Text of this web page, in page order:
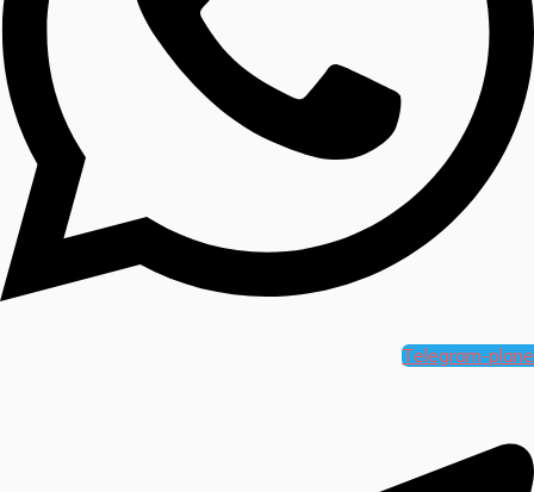
Telegram-plane